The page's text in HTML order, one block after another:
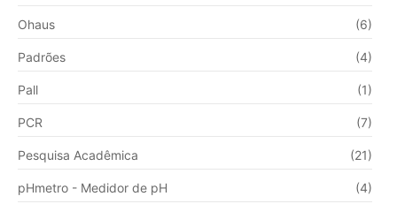
Ohaus (6)
Padrões (4)
Pall (1)
PCR (7)
Pesquisa Acadêmica (21)
pHmetro - Medidor de pH (4)